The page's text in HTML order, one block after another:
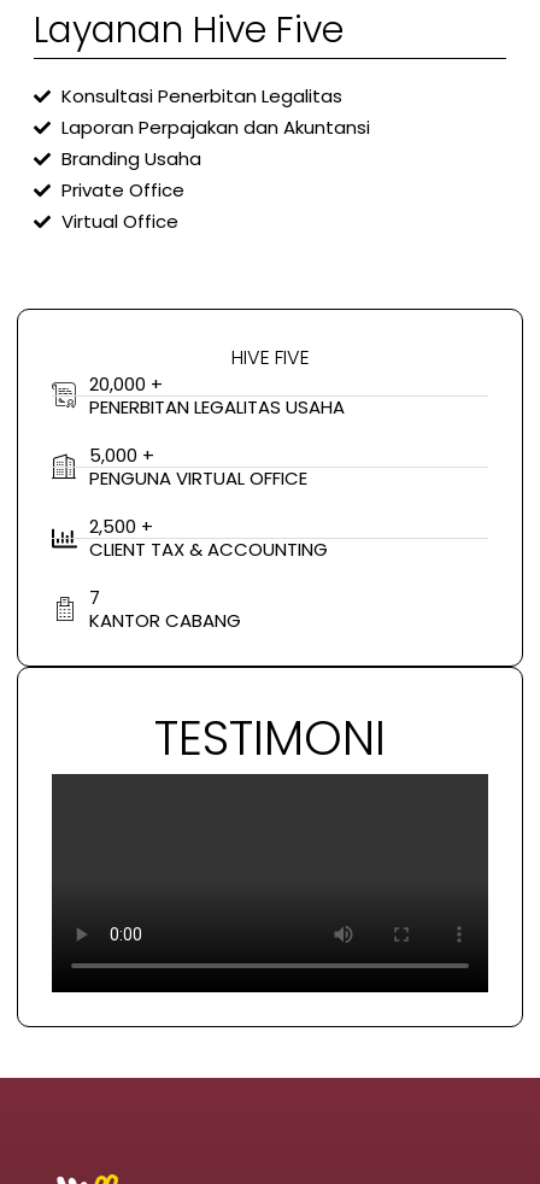
Layanan Hive Five
Konsultasi Penerbitan Legalitas
Laporan Perpajakan dan Akuntansi
Branding Usaha
Private Office
Virtual Office
HIVE FIVE
20,000 +
PENERBITAN LEGALITAS USAHA
5,000 +
PENGUNA VIRTUAL OFFICE
2,500 +
CLIENT TAX & ACCOUNTING
7
KANTOR CABANG
TESTIMONI